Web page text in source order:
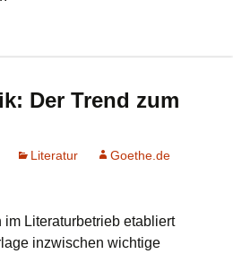
Der Trend zum
Literatur
Goethe.de
im Literaturbetrieb etabliert
inzwischen wichtige